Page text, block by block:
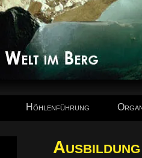
Höhlenführung